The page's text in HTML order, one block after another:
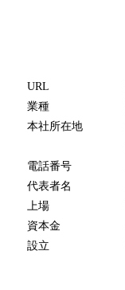
URL
業種
本社所在地
電話番号
代表者名
上場
資本金
設立